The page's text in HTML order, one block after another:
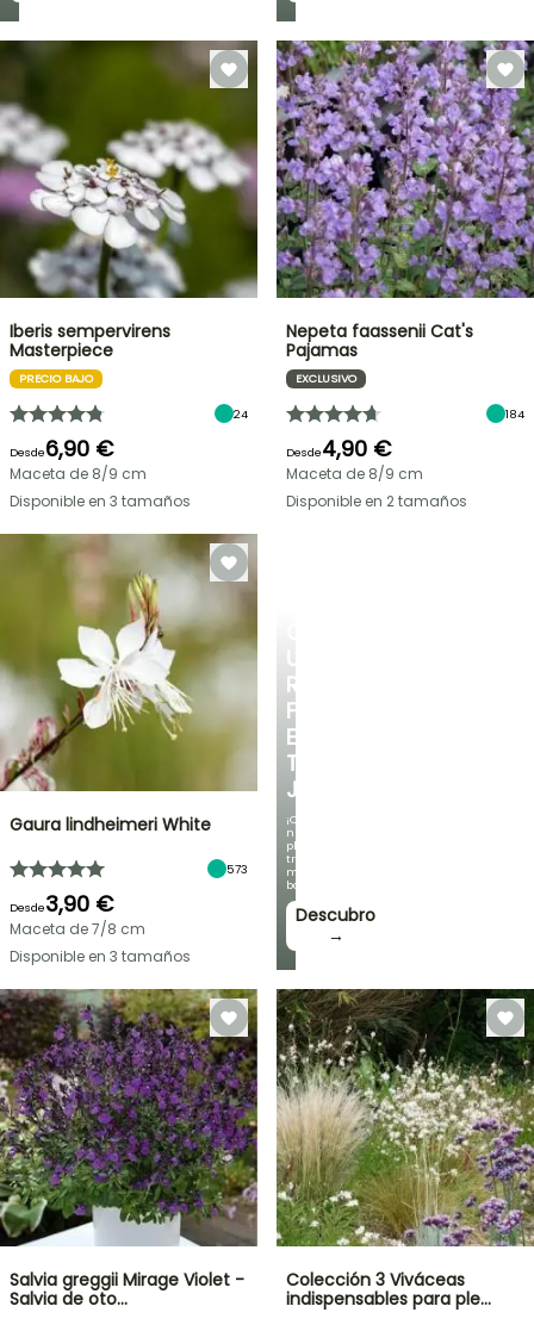
UN
RINCÓN
FRESCO
EN
TU
JARDÍN
¡Con
nuestras
plantas
trepadoras
más
bonitas!
Descubro
→
Iberis sempervirens
Masterpiece
PRECIO BAJO
24
Desde6,90 €
Maceta de 8/9 cm
Disponible en 3 tamaños
Nepeta faassenii Cat's
Pajamas
EXCLUSIVO
184
Desde4,90 €
Maceta de 8/9 cm
Disponible en 2 tamaños
Gaura lindheimeri White
573
Desde3,90 €
Maceta de 7/8 cm
Disponible en 3 tamaños
Salvia greggii Mirage Violet -
Salvia de oto…
Colección 3 Viváceas
indispensables para ple…